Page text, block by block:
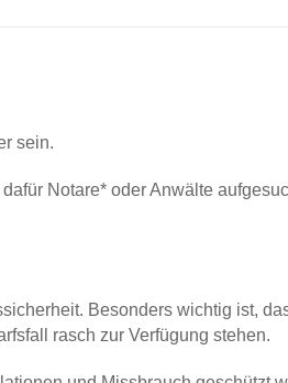
sein.
Notare* oder Anwälte
Besonders wichtig ist,
rasch zur Verfügung stehen.